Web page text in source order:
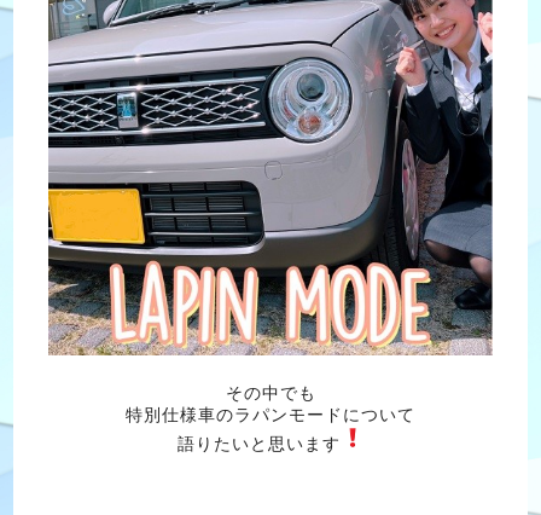
その中でも
特別仕様車のラパンモードについて
語りたいと思います